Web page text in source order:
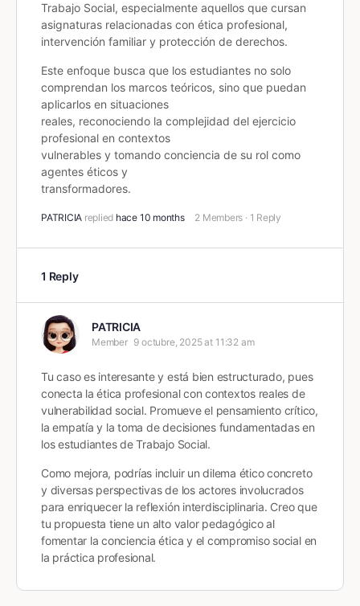
Trabajo Social, especialmente aquellos que cursan
asignaturas relacionadas con ética profesional,
intervención familiar y protección de derechos.
Este enfoque busca que los estudiantes no solo
comprendan los marcos teóricos, sino que puedan
aplicarlos en situaciones
reales, reconociendo la complejidad del ejercicio
profesional en contextos
vulnerables y tomando conciencia de su rol como
agentes éticos y
transformadores.
PATRICIA replied hace 10 months 2 Members · 1 Reply
1 Reply
PATRICIA
Member 9 octubre, 2025 at 11:32 am
Tu caso es interesante y está bien estructurado, pues
conecta la ética profesional con contextos reales de
vulnerabilidad social. Promueve el pensamiento crítico,
la empatía y la toma de decisiones fundamentadas en
los estudiantes de Trabajo Social.
Como mejora, podrías incluir un dilema ético concreto
y diversas perspectivas de los actores involucrados
para enriquecer la reflexión interdisciplinaria. Creo que
tu propuesta tiene un alto valor pedagógico al
fomentar la conciencia ética y el compromiso social en
la práctica profesional.